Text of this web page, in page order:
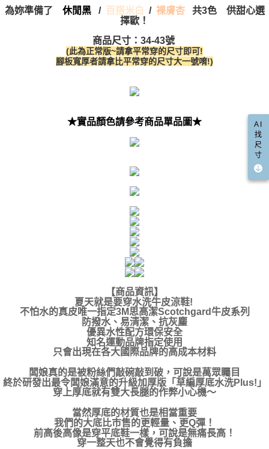
為妳準備了 休閒黑 / 百搭米白 / 裸膚杏共3色 供甜心選
擇歐！
商品尺寸：34-43號
(此為正常版~請拿平常穿的尺寸即可!
腳板寬厚者請拿比平常穿的尺寸大一號唷!)
★實品顏色請參考商品單品圖★
【商品資訊】
夏天就是要穿水洗牛皮涼鞋!
不怕水的真皮唯一指定3M思高潔Scotchgard牛皮系列
防撥水、易清潔、抗灰麈
優異水性配方環保安全
知名運動品牌指定使用
只會出現在各大國際品牌的高成本材料
闆娘真的是被粉絲們敲碗敲到破，可說是萬眾矚目
終於研發出最令闆娘滿意的升級加厚版「草編厚底水洗Plus!」
穿上厚底就有雙大長腿的作弊小心機～
當然厚底的材質也是相當重要
我們的大底比市售的更輕量、更Q彈！
前高後高像是穿平底鞋一樣，可說是無痛長高！
穿一整天也不會覺得有負擔
AI
找
尺
寸